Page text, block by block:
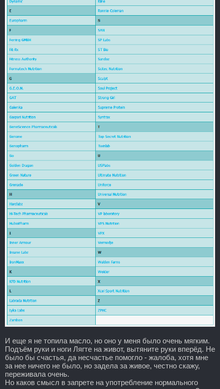
И еще я не топила масло, но оно у меня было очень мягким.
Подъём руки и ноги Лягте на живот, вытяните руки вперёд. Не
было бы счастья, да несчастье помогло - жалоба, хотя мне
за нее ничего не было, но задела за живое, честно скажу,
переживала очень.
Но каков смысл в запрете на употребление нормального